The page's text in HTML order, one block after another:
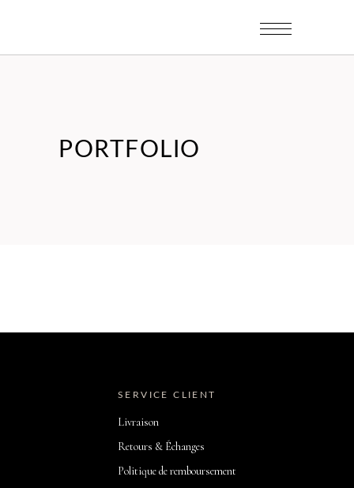
PORTFOLIO
SERVICE CLIENT
Livraison
Retours & Échanges
Politique de remboursement